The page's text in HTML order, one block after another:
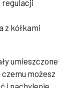
regulacji
z kółkami
umieszczone
możesz
i nachylenie